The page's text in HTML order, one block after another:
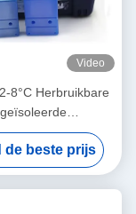
Video
8°C Herbruikbare
geïsoleerde
Vlees
IJspakket voor
gebruik Buiten
de beste prijs